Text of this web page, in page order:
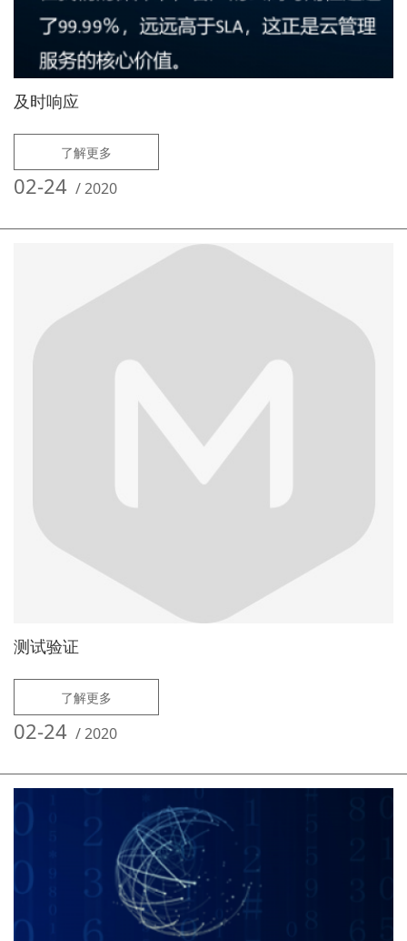
及时响应
了解更多
02-24 /2020
测试验证
了解更多
02-24 /2020